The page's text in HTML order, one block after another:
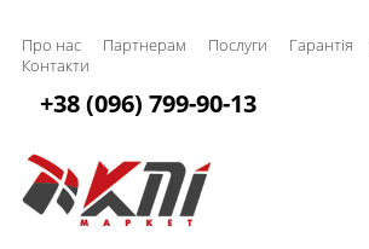
Про нас Партнерам Послуги Гарантія
Контакти
+38 (096) 799-90-13